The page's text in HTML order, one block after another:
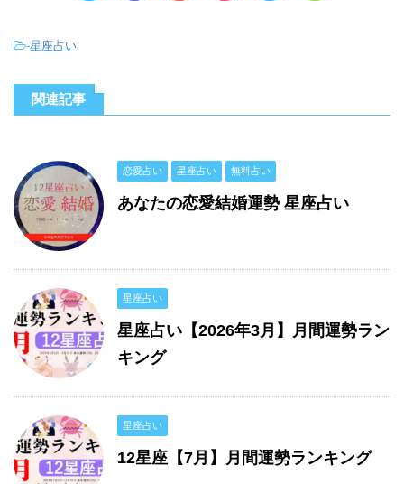
-星座占い
関連記事
恋愛占い 星座占い 無料占い
あなたの恋愛結婚運勢 星座占い
星座占い
星座占い【2026年3月】月間運勢ラン
キング
星座占い
12星座【7月】月間運勢ランキング